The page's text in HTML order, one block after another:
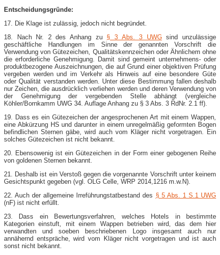
Entscheidungsgründe:
17. Die Klage ist zulässig, jedoch nicht begründet.
18. Nach Nr. 2 des Anhang zu § 3 Abs. 3 UWGsind unzulässige
geschäftliche Handlungen im Sinne der genannten Vorschrift die
Verwendung von Gütezeichen, Qualitätskennzeichen oder Ähnlichem ohne
die erforderliche Genehmigung. Damit sind gemeint unternehmens- oder
produktbezogene Auszeichnungen, die auf Grund einer objektiven Prüfung
vergeben werden und im Verkehr als Hinweis auf eine besondere Güte
oder Qualität verstanden werden. Unter diese Bestimmung fallen deshalb
nur Zeichen, die ausdrücklich verliehen werden und deren Verwendung von
der Genehmigung der vergebenden Stelle abhängt (vergleiche
Köhler/Bornkamm UWG 34. Auflage Anhang zu § 3 Abs. 3 RdNr. 2.1 ff).
19. Dass es ein Gütezeichen der angesprochenen Art mit einem Wappen,
eine Abkürzung HS und darunter in einem unregelmäßig geformten Bogen
befindlichen Sternen gäbe, wird auch vom Kläger nicht vorgetragen. Ein
solches Gütezeichen ist nicht bekannt.
20. Ebensowenig ist ein Gütezeichen in der Form einer gebogenen Reihe
von goldenen Sternen bekannt.
21. Deshalb ist ein Verstoß gegen die vorgenannte Vorschrift unter keinem
Gesichtspunkt gegeben (vgl. OLG Celle, WRP 2014,1216 m.w.N).
22. Auch der allgemeine Irreführungstatbestand des § 5 Abs. 1 S.1 UWG
(nF) ist nicht erfüllt.
23. Dass ein Bewertungsverfahren, welches Hotels in bestimmte
Kategorien einstuft, mit einem Wappen betrieben wird, das dem hier
verwandten und soeben beschriebenen Logo insgesamt auch nur
annähernd entspräche, wird vom Kläger nicht vorgetragen und ist auch
sonst nicht bekannt.